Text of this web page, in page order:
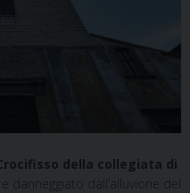
della collegiata di
e danneggiato dall’alluvione del